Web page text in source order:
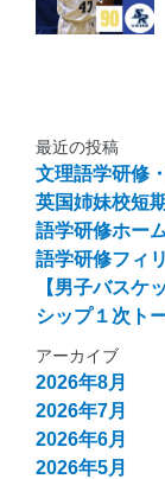
最近の投稿
文理語学研修
英国姉妹校短
語学研修ホー
語学研修フィ
【男子バスケ
シップ１次ト
アーカイブ
2026年8月
2026年7月
2026年6月
2026年5月